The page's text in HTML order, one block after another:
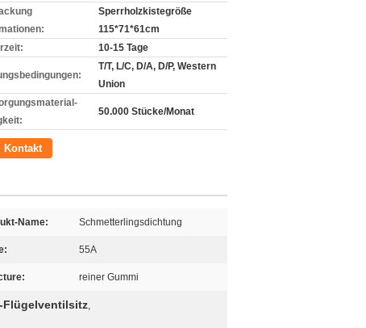
Sperrholzkistegröße
115*71*61cm
10-15 Tage
T/T, L/C, D/A, D/P, Western
Union
50.000 Stücke/Monat
Kontakt
Name: Schmetterlingsdichtung
55A
reiner Gummi
Flügelventilsitz,